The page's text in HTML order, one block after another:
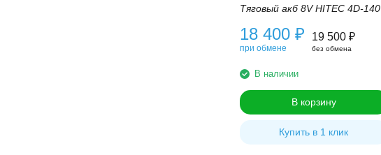
Тяговый акб 8V HITEC 4D-140
18 400 ₽
при обмене
19 500 ₽
без обмена
В наличии
В корзину
Купить в 1 клик